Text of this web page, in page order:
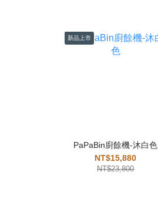
新品上市
PaPaBin廚餘機-沐白色
NT$15,880
NT$23,800